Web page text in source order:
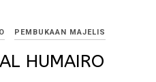
PEMBUKAAN MAJELIS
HUMAIRO